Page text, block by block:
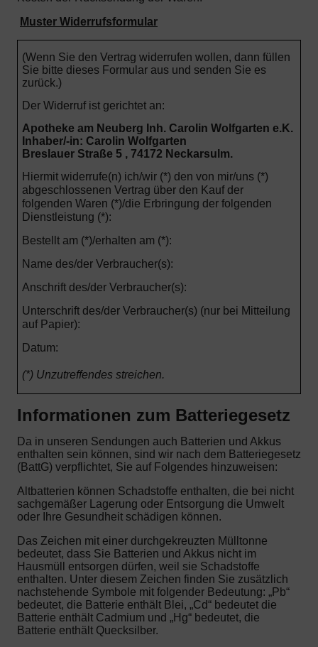
Muster Widerrufsformular
(Wenn Sie den Vertrag widerrufen wollen, dann füllen
Sie bitte dieses Formular aus und senden Sie es
zurück.)
Der Widerruf ist gerichtet an:
Apotheke am Neuberg Inh. Carolin Wolfgarten e.K.
Inhaber/-in: Carolin Wolfgarten
Breslauer Straße 5 , 74172 Neckarsulm.
Hiermit widerrufe(n) ich/wir (*) den von mir/uns (*)
abgeschlossenen Vertrag über den Kauf der
folgenden Waren (*)/die Erbringung der folgenden
Dienstleistung (*):
Bestellt am (*)/erhalten am (*):
Name des/der Verbraucher(s):
Anschrift des/der Verbraucher(s):
Unterschrift des/der Verbraucher(s) (nur bei Mitteilung
auf Papier):
Datum:
(*) Unzutreffendes streichen.
Informationen zum Batteriegesetz
Da in unseren Sendungen auch Batterien und Akkus
enthalten sein können, sind wir nach dem Batteriegesetz
(BattG) verpflichtet, Sie auf Folgendes hinzuweisen:
Altbatterien können Schadstoffe enthalten, die bei nicht
sachgemäßer Lagerung oder Entsorgung die Umwelt
oder Ihre Gesundheit schädigen können.
Das Zeichen mit einer durchgekreuzten Mülltonne
bedeutet, dass Sie Batterien und Akkus nicht im
Hausmüll entsorgen dürfen, weil sie Schadstoffe
enthalten. Unter diesem Zeichen finden Sie zusätzlich
nachstehende Symbole mit folgender Bedeutung: „Pb“
bedeutet, die Batterie enthält Blei, „Cd“ bedeutet die
Batterie enthält Cadmium und „Hg“ bedeutet, die
Batterie enthält Quecksilber.